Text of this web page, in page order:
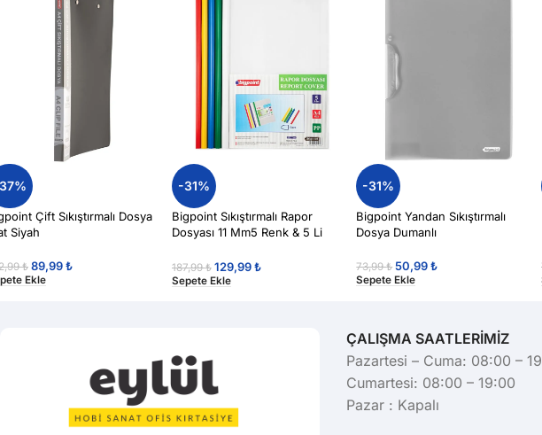
Çift Sıkıştırmalı Dosya
Siyah
₺ 89,99₺
Ekle
-31%
Bigpoint Sıkıştırmalı Rapor
Dosyası 11 Mm5 Renk & 5 Li
187,99₺ 129,99₺
Sepete Ekle
-31%
Bigpoint Yandan Sıkıştırmalı
Dosya Dumanlı
73,99₺ 50,99₺
Sepete Ekle
ÇALIŞMA SAATLERİMİZ
Pazartesi – Cuma: 08:00 –
Cumartesi: 08:00 – 19:00
Pazar : Kapalı